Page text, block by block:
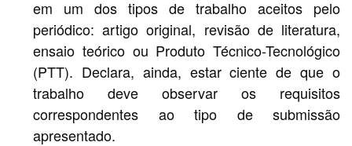
em um dos tipos de trabalho aceitos pelo
periódico: artigo original, revisão de literatura,
ensaio teórico ou Produto Técnico-Tecnológico
(PTT). Declara, ainda, estar ciente de que o
trabalho deve observar os requisitos
correspondentes ao tipo de submissão
apresentado.